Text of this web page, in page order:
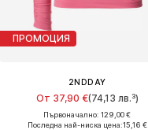
ПРОМОЦИЯ
2NDDAY
От 37,90 €(74,13 лв.³)
Първоначално: 129,00 €
Последна най-ниска цена:15,16 €